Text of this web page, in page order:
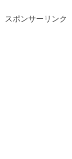
スポンサーリンク